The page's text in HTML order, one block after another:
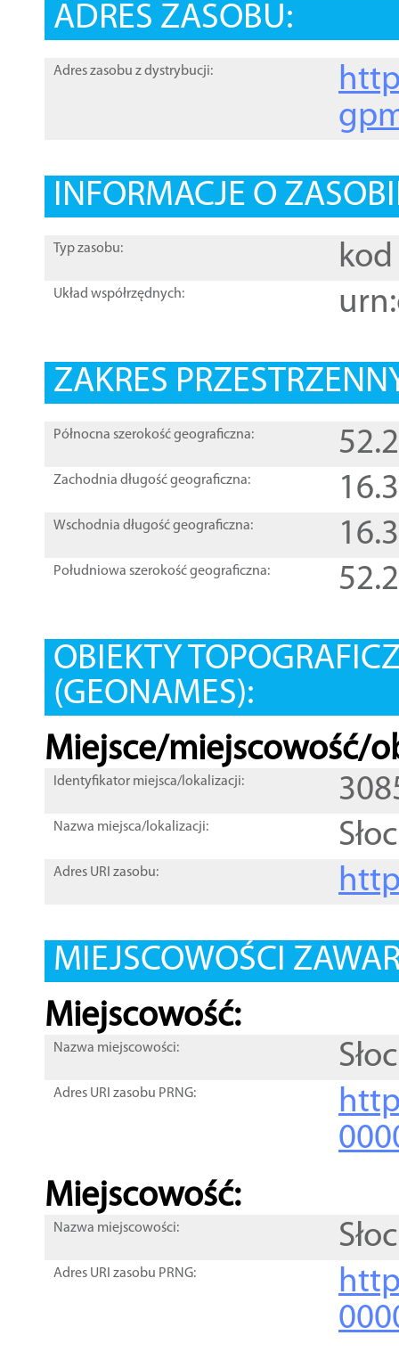
ADRES ZASOBU:
Adres zasobu z dystrybucji:
INFORMACJE O
Typ zasobu: kod
Układ współrzędnych:
ZAKRES
Północna szerokość geograficzna:
Zachodnia długość geograficzna:
Wschodnia długość geograficzna:
Południowa szerokość geograficzna:
OBIEKTY
(GEONAMES):
Miejsce/miejscowość/
Identyfikator miejsca/lokalizacji:
Nazwa miejsca/lokalizacji:
Adres URI zasobu:
MIEJSCOWOŚCI
Miejscowość:
Nazwa miejscowości:
Adres URI zasobu PRNG:
Miejscowość:
Nazwa miejscowości:
Adres URI zasobu PRNG: